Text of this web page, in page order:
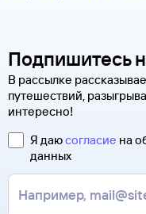
Подпишитесь
В рассылке
путешествий,
интересно!
Я даюсогласие на
данных